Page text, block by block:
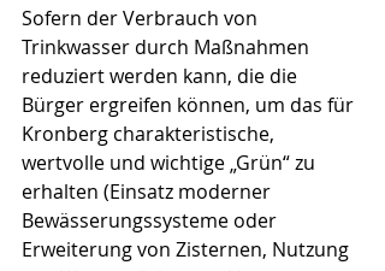
Sofern der Verbrauch von
Trinkwasser durch Maßnahmen
reduziert werden kann, die die
Bürger ergreifen können, um das für
Kronberg charakteristische,
wertvolle und wichtige „Grün“ zu
erhalten (Einsatz moderner
Bewässerungssysteme oder
Erweiterung von Zisternen, Nutzung